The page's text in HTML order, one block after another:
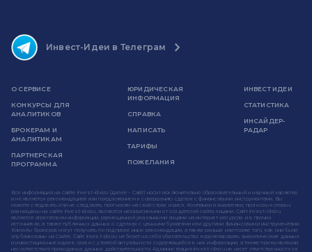
Инвест-Идеи в Телеграм
О СЕРВИСЕ
КОНКУРСЫ ДЛЯ
АНАЛИТИКОВ
БРОКЕРАМ И
АНАЛИТИКАМ
ПАРТНЕРСКАЯ
ПРОГРАММА
ЮРИДИЧЕСКАЯ
ИНФОРМАЦИЯ
СПРАВКА
НАПИСАТЬ
ТАРИФЫ
ПОЖЕЛАНИЯ
ИНВЕСТ ИДЕИ
СТАТИСТИКА
ИНСАЙДЕР-
РАДАР
Вся информация на сайте invest-idei.ru (далее - Сайт) носит исключительно образовательный и научный характер
и не является рекомендацией или предложением к совершению сделок с финансовыми инструментами. Вы
можете следовать или не следовать прогнозам на свой страх и риск. Компании и аналитики, прогнозы которых
размещены на сайте invest-idei.ru, являются независимыми от создателей сайта лицами. Сайт invest-idei.ru
является агрегатором информации, размещенной указанными лицами на интернет-ресурсах и в прочих
источниках, а также публичных данных о сделках с ценными бумагами или другими финансовыми инструментами.
Клиенты брокеров могут получать по подписке иные рекомендации, а также раньше или позже того, как они были
опубликованы на Сайте. Сайт invest-idei.ru не берет на себя обязательство корректировать аналитические данные
и инвестиционные идеи в связи с утратой актуальности содержащейся в них информации, а также при выявлении
несоответствия приводимых данных действительности. Администрация invest-idei.ru не несет ответственности за